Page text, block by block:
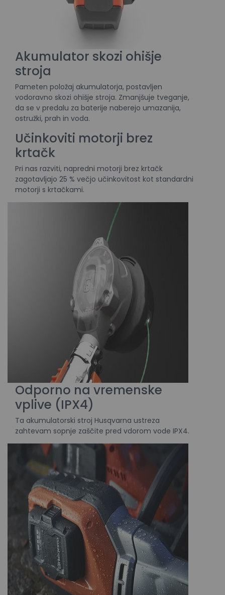
Akumulator skozi ohišje
stroja
Pameten položaj akumulatorja, postavljen
vodoravno skozi ohišje stroja. Zmanjšuje tveganje,
da se v predalu za baterije naberejo umazanija,
ostružki, prah in voda.
Učinkoviti motorji brez
krtačk
Pri nas razviti, napredni motorji brez krtačk
zagotavljajo 25 % večjo učinkovitost kot standardni
motorji s krtačkami.
Odporno na vremenske
vplive (IPX4)
Ta akumulatorski stroj Husqvarna ustreza
zahtevam sopnje zaščite pred vdorom vode IPX4.